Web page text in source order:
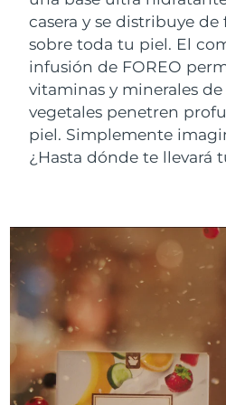
casera y se distribuye
sobre toda tu piel. El
infusión de FOREO
vitaminas y minerales
vegetales penetren
piel. Simplemente
¿Hasta dónde te llevará
For healthy hair
18% PAP
Cosméticos
Comprar todo
ACERCA DE
Israel
Italia
Japón
Jersey
Kuwait
Letonia
Líbano
Lituania